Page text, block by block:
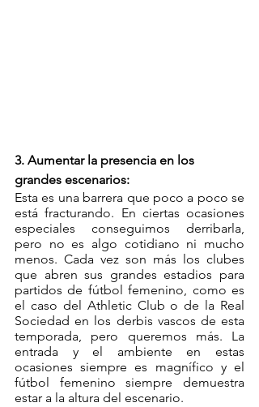
3. Aumentar la presencia en los
grandes escenarios:
Esta es una barrera que poco a poco se
está fracturando. En ciertas ocasiones
especiales conseguimos derribarla,
pero no es algo cotidiano ni mucho
menos. Cada vez son más los clubes
que abren sus grandes estadios para
partidos de fútbol femenino, como es
el caso del Athletic Club o de la Real
Sociedad en los derbis vascos de esta
temporada, pero queremos más. La
entrada y el ambiente en estas
ocasiones siempre es magnífico y el
fútbol femenino siempre demuestra
estar a la altura del escenario.